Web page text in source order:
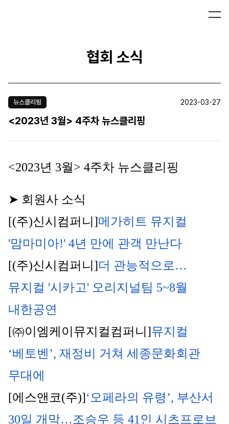
협회 소식
뉴스클리핑 2023-03-27
<2023년 3월> 4주차 뉴스클리핑
<2023년 3월> 4주차 뉴스클리핑
➤ 회원사 소식
[(주)신시컴퍼니]메가히트 뮤지컬
'맘마미아!' 4년 만에 관객 만난다
[(주)신시컴퍼니]더 관능적으로…
뮤지컬 '시카고' 오리지널팀 5~8월
내한공연
[㈜이엠케이뮤지컬컴퍼니]뮤지컬
‘베토벤’, 재정비 거쳐 세종문화회관
무대에
[에스앤코(주)]‘오페라의 유령’, 부산서
30일 개막…조승우 등 41인 시츠프로브